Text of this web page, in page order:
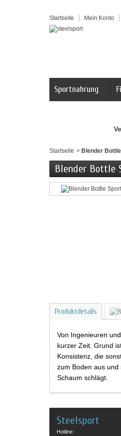
Startseite Mein Konto
Sportnahrung
Startseite > Blender Bottle
Blender Bottle
Produktdetails
Von Ingenieuren
kurzer Zeit. Grund
Konsistenz, die
zum Boden aus
Schaum schlägt.
Steelsport
Hotline: